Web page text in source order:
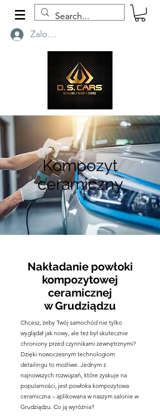
Zaloguj się
Kompozyt
ceramiczny
Nakładanie powłoki
kompozytowej
ceramicznej
w Grudziądzu
Chcesz, żeby Twój samochód nie tylko
wyglądał jak nowy, ale też był skutecznie
chroniony przed czynnikami zewnętrznymi?
Dzięki nowoczesnym technologiom
detailingu to możliwe. Jednym z
najnowszych rozwiązań, które zyskuje na
popularności, jest powłoka kompozytowa
ceramiczna – aplikowana w naszym salonie w
Grudziądzu. Co ją wyróżnia?